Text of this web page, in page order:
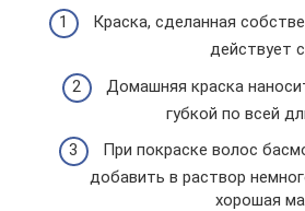
Краска, сделанная
действует
Домашняя краска
губкой по всей
При покраске волос
добавить в раствор
хорошая